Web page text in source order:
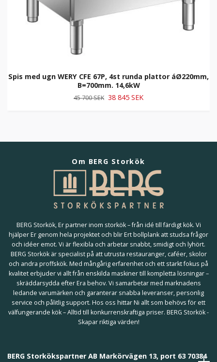
Spis med ugn WERY CFE 67P, 4st runda plattor áØ220mm,
B=700mm. 14,6kW
45 700 SEK 38 845 SEK
Om BERG Storkök
BERG Storkök, Er partner inom storkök – från idé till färdigt kök. Vi
hjälper Er genom hela projektet och blir Ert bollplank att studsa frågor
och idéer emot. Vi är flexibla och arbetar snabbt, smidigt och lyhört.
BERG Storkök är specialist på att utrusta restauranger, caféer, skolor
och andra proffskök. Med mångårig erfarenhet och ett starkt fokus på
kvalitet erbjuder vi allt från enskilda maskiner till kompletta lösningar –
skräddarsydda efter Era behov. Vi samarbetar med marknadens
ledande varumärken och garanterar snabba leveranser, personlig
service och pålitlig support. Hos oss hittar Ni allt som behövs för ett
välfungerande kök – Alltid till konkurrenskraftiga priser. BERG Storkök -
Skapar riktiga värden!
BERG Storkökspartner AB Markörvägen 13, port 63 70384